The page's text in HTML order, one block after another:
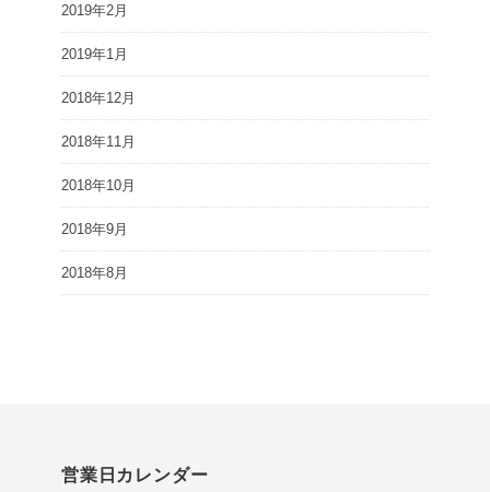
2019年2月
2019年1月
2018年12月
2018年11月
2018年10月
2018年9月
2018年8月
営業日カレンダー